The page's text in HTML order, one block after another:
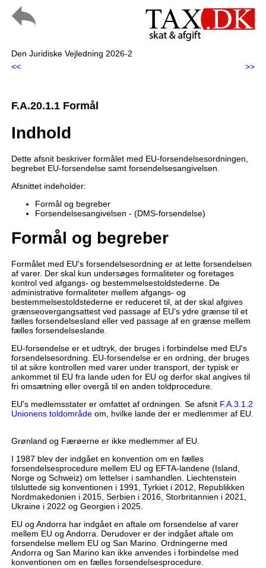
Den Juridiske Vejledning 2026-2
<<
>>
F.A.20.1.1 Formål
Indhold
Dette afsnit beskriver formålet med EU-forsendelsesordningen,
begrebet EU-forsendelse samt forsendelsesangivelsen.
Afsnittet indeholder:
Formål og begreber
Forsendelsesangivelsen - (DMS-forsendelse)
Formål og begreber
Formålet med EU's forsendelsesordning er at lette forsendelsen
af varer. Der skal kun undersøges formaliteter og foretages
kontrol ved afgangs- og bestemmelsestoldstederne. De
administrative formaliteter mellem afgangs- og
bestemmelsestoldstederne er reduceret til, at der skal afgives
grænseovergangsattest ved passage af EU's ydre grænse til et
fælles forsendelsesland eller ved passage af en grænse mellem
fælles forsendelseslande.
EU-forsendelse er et udtryk, der bruges i forbindelse med EU's
forsendelsesordning. EU-forsendelse er en ordning, der bruges
til at sikre kontrollen med varer under transport, der typisk er
ankommet til EU fra lande uden for EU og derfor skal angives til
fri omsætning eller overgå til en anden toldprocedure.
EU's medlemsstater er omfattet af ordningen. Se afsnit F.A.3.1.2
Unionens toldområdeom, hvilke lande der er medlemmer af EU.
Grønland og Færøerne er ikke medlemmer af EU.
I 1987 blev der indgået en konvention om en fælles
forsendelsesprocedure mellem EU og EFTA-landene (Island,
Norge og Schweiz) om lettelser i samhandlen. Liechtenstein
tilsluttede sig konventionen i 1991, Tyrkiet i 2012, Republikken
Nordmakedonien i 2015, Serbien i 2016, Storbritannien i 2021,
Ukraine i 2022 og Georgien i 2025.
EU og Andorra har indgået en aftale om forsendelse af varer
mellem EU og Andorra. Derudover er der indgået aftale om
forsendelse mellem EU og San Marino. Ordningerne med
Andorra og San Marino kan ikke anvendes i forbindelse med
konventionen om en fælles forsendelsesprocedure.